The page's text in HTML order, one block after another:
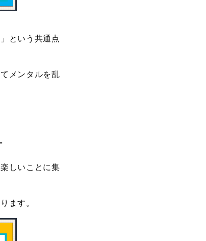
という共通点
メンタルを乱
しいことに集
ます。